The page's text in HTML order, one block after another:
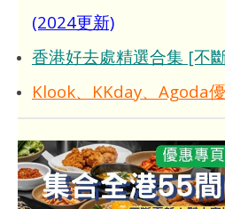
(2024更新)
香港好去處精選合集 [不
Klook、KKday、Agoda